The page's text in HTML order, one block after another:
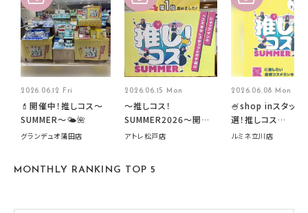
2026.06.12 Fri
💄開催中！推しコス〜
SUMMER〜🌤️🌺
グランデュオ蒲田店
2026.06.15 Mon
～推しコス！
SUMMER2026～開催
中です！
アトレ松戸店
2026.06.08 Mon
🍧shop inスタッフ
選！推しコス
summer2026開催
ルミネ立川店
MONTHLY RANKING TOP 5